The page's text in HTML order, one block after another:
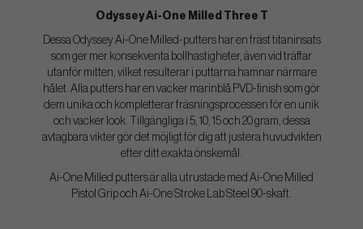
Odyssey Ai-One Milled Three T
Dessa Odyssey Ai-One Milled-putters har en fräst titaninsats
som ger mer konsekventa bollhastigheter, även vid träffar
utanför mitten, vilket resulterar i puttarna hamnar närmare
hålet. Alla putters har en vacker marinblå PVD-finish som gör
dem unika och kompletterar fräsningsprocessen för en unik
och vacker look. Tillgängliga i 5, 10, 15 och 20 gram, dessa
avtagbara vikter gör det möjligt för dig att justera huvudvikten
efter ditt exakta önskemål.
Ai-One Milled putters är alla utrustade med Ai-One Milled
Pistol Grip och Ai-One Stroke Lab Steel 90-skaft.